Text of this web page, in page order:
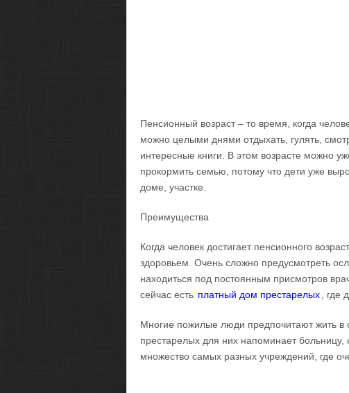
Пенсионный возраст – то время, когда
можно целыми днями отдыхать, гулять,
интересные книги. В этом возрасте можно
прокормить семью, потому что дети уже
доме, участке.
Преимущества
Когда человек достигает пенсионного
здоровьем. Очень сложно предусмотреть
находиться под постоянным присмотров
сейчас есть платный дом престарелых ,
Многие пожилые люди предпочитают жить в
престарелых для них напоминает больницу,
множество самых разных учреждений, где